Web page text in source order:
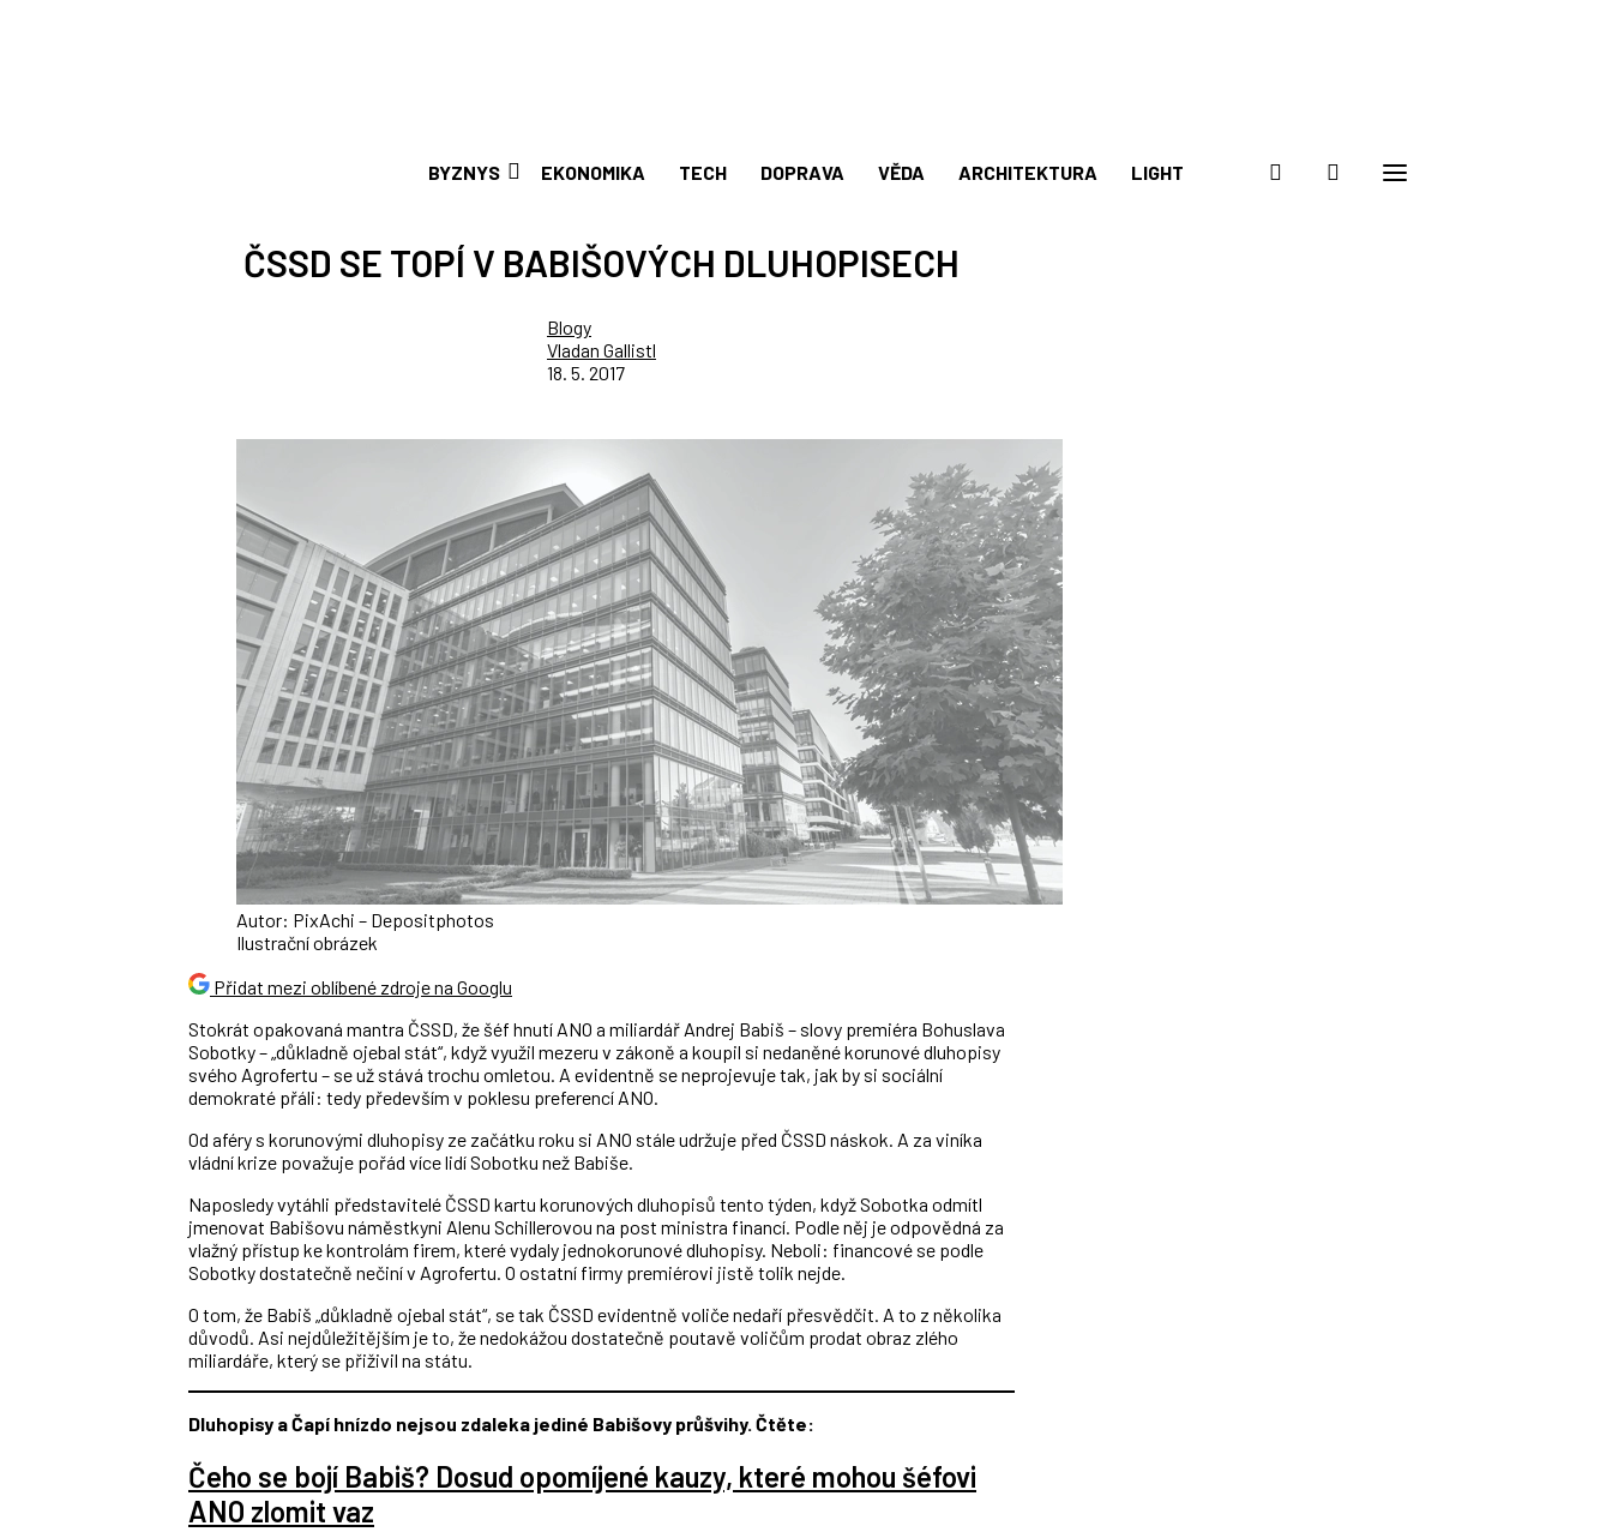
BYZNYS EKONOMIKA TECH DOPRAVA VĚDA ARCHITEKTURA LIGHT
ČSSD SE TOPÍ V BABIŠOVÝCH DLUHOPISECH
Blogy
Vladan Gallistl
18. 5. 2017
Autor: PixAchi – Depositphotos
Ilustrační obrázek
Přidat mezi oblíbené zdroje na Googlu
Stokrát opakovaná mantra ČSSD, že šéf hnutí ANO a miliardář Andrej Babiš – slovy premiéra Bohuslava
Sobotky – „důkladně ojebal stát“, když využil mezeru v zákoně a koupil si nedaněné korunové dluhopisy
svého Agrofertu – se už stává trochu omletou. A evidentně se neprojevuje tak, jak by si sociální
demokraté přáli: tedy především v poklesu preferencí ANO.
Od aféry s korunovými dluhopisy ze začátku roku si ANO stále udržuje před ČSSD náskok. A za viníka
vládní krize považuje pořád více lidí Sobotku než Babiše.
Naposledy vytáhli představitelé ČSSD kartu korunových dluhopisů tento týden, když Sobotka odmítl
jmenovat Babišovu náměstkyni Alenu Schillerovou na post ministra financí. Podle něj je odpovědná za
vlažný přístup ke kontrolám firem, které vydaly jednokorunové dluhopisy. Neboli: financové se podle
Sobotky dostatečně nečiní v Agrofertu. O ostatní firmy premiérovi jistě tolik nejde.
O tom, že Babiš „důkladně ojebal stát“, se tak ČSSD evidentně voliče nedaří přesvědčit. A to z několika
důvodů. Asi nejdůležitějším je to, že nedokážou dostatečně poutavě voličům prodat obraz zlého
miliardáře, který se přiživil na státu.
Dluhopisy a Čapí hnízdo nejsou zdaleka jediné Babišovy průšvihy. Čtěte:
Čeho se bojí Babiš? Dosud opomíjené kauzy, které mohou šéfovi
ANO zlomit vaz